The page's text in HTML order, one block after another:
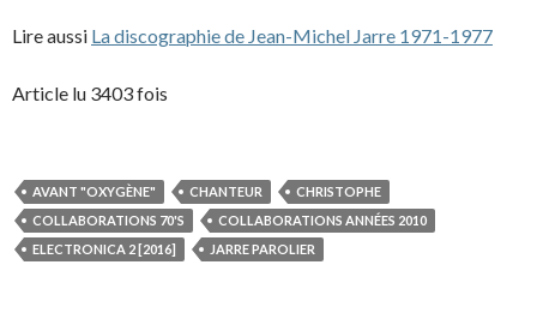
Lire aussi La discographie de Jean-Michel Jarre 1971-1977
Article lu 3403 fois
AVANT "OXYGÈNE" CHANTEUR
CHRISTOPHE
COLLABORATIONS 70'S
COLLABORATIONS ANNÉES 2010
ELECTRONICA 2 [2016]
JARRE PAROLIER